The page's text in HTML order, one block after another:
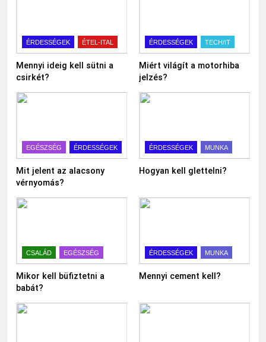
ÉRDESSÉGEK ÉTEL-ITAL
Mennyi ideig kell sütni a
csirkét?
ÉRDESSÉGEK TECH/IT
Miért világít a motorhiba
jelzés?
EGÉSZSÉG ÉRDESSÉGEK
Mit jelent az alacsony
vérnyomás?
ÉRDESSÉGEK MUNKA
Hogyan kell glettelni?
CSALÁD EGÉSZSÉG
Mikor kell büfiztetni a
babát?
ÉRDESSÉGEK MUNKA
Mennyi cement kell?